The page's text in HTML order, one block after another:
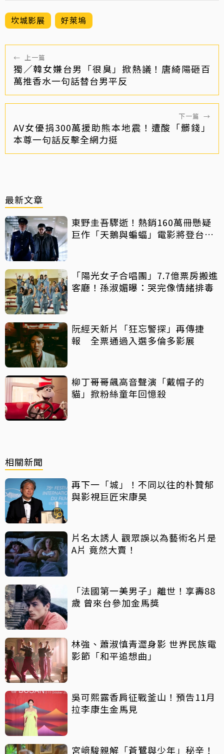
坎城影展 好萊塢
← 上一篇
獨／韓女嫌台男「很臭」掀熱議！唐綺陽砸百
萬推香水一句話替台男平反
下一篇 →
AV女優捐300萬援助熊本地震！遭酸「髒錢」
本尊一句話反擊全網力挺
最新文章
東野圭吾驟逝！熱銷160萬冊懸疑
巨作「天鵝與蝙蝠」電影將登台上
「陽光女子合唱團」7.7億票房搬進
客廳！孫淑媚曝：哭完像情緒排毒
阮經天新片「狂忘警探」再傳捷
報 全票通過入選多倫多影展
柳丁哥哥飆高音聲演「戴帽子的
貓」掀粉絲童年回憶殺
相關新聞
再下一「城」！不同以往的朴贊郁
與影視巨匠宋康昊
片名太誘人 觀眾誤以為藝術名片是
A片 竟然大賣！
「法國第一美男子」離世！享壽88
歲 曾來台參加金馬獎
林強、蕭淑慎青澀身影 世界民族電
影節「和平追想曲」
吳可熙露香肩征戰釜山！預告11月
拉李康生金馬見
宮﨑駿親解「蒼鷺與少年」秘辛！